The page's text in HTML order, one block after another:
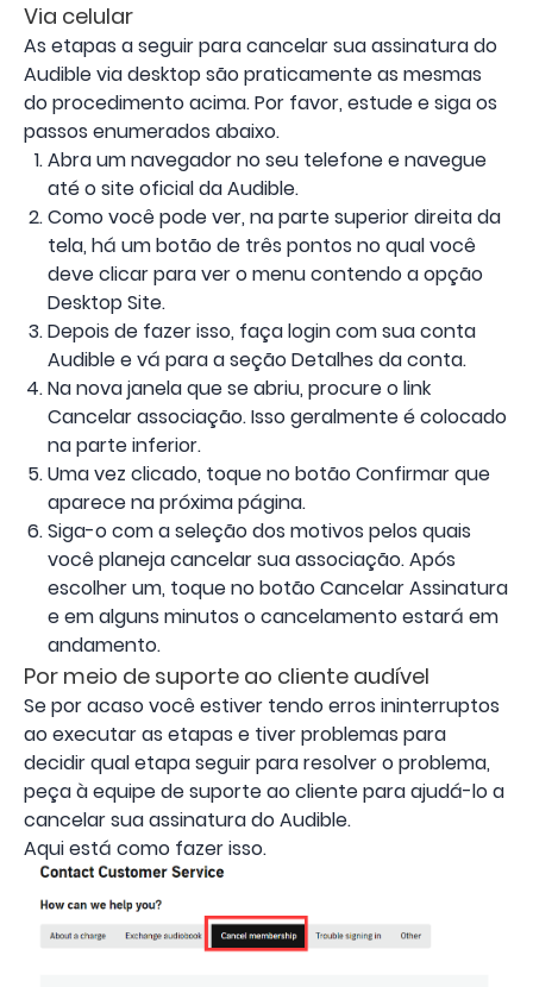
Via celular
As etapas a seguir para cancelar sua assinatura do
Audible via desktop são praticamente as mesmas
do procedimento acima. Por favor, estude e siga os
passos enumerados abaixo.
Abra um navegador no seu telefone e navegue
até o site oficial da Audible.
Como você pode ver, na parte superior direita da
tela, há um botão de três pontos no qual você
deve clicar para ver o menu contendo a opção
Desktop Site.
Depois de fazer isso, faça login com sua conta
Audible e vá para a seção Detalhes da conta.
Na nova janela que se abriu, procure o link
Cancelar associação. Isso geralmente é colocado
na parte inferior.
Uma vez clicado, toque no botão Confirmar que
aparece na próxima página.
Siga-o com a seleção dos motivos pelos quais
você planeja cancelar sua associação. Após
escolher um, toque no botão Cancelar Assinatura
e em alguns minutos o cancelamento estará em
andamento.
Por meio de suporte ao cliente audível
Se por acaso você estiver tendo erros ininterruptos
ao executar as etapas e tiver problemas para
decidir qual etapa seguir para resolver o problema,
peça à equipe de suporte ao cliente para ajudá-lo a
cancelar sua assinatura do Audible.
Aqui está como fazer isso.